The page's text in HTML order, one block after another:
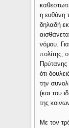
η ευθύνη
δηλαδή
νόμου.
πολίτης,
ότι
την
(και του
της
Με τον